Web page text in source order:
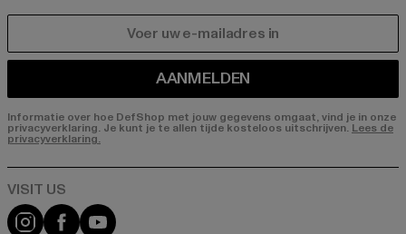
AANMELDEN
Informatie over hoe DefShop met jouw gegevens omgaat, vind je in onze
privacyverklaring. Je kunt je te allen tijde kosteloos uitschrijven.Lees de
privacyverklaring.
Visit our Instagram page:
Visit our Facebook page:
Visit our YouTube channel: